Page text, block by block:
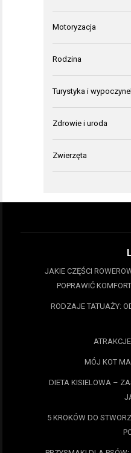
Motoryzacja
Rodzina
Turystyka i
Zdrowie i uroda
Zwierzęta
JAKIE CZĘŚCI
POPRAWIĆ
RODZAJE TATUAŻY:
MÓJ KOT
DIETA KISIELOWA –
5 KROKÓW DO